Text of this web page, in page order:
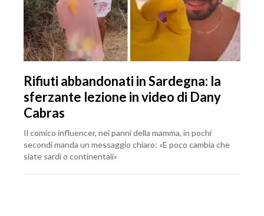
Rifiuti abbandonati in Sardegna: la
sferzante lezione in video di Dany
Cabras
Il comico influencer, nei panni della mamma, in pochi
secondi manda un messaggio chiaro: «E poco cambia che
siate sardi o continentali»